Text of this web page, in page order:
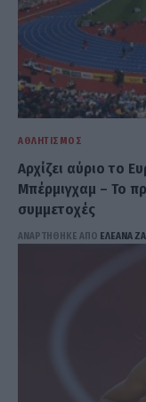
ΑΘΛΗΤΙΣΜΌΣ
Αρχίζει αύριο το
Μπέρμιγχαμ – Το
συμμετοχές
ΑΝΑΡΤΗΘΗΚΕ ΑΠΟ ΕΛΕΑΝΑ